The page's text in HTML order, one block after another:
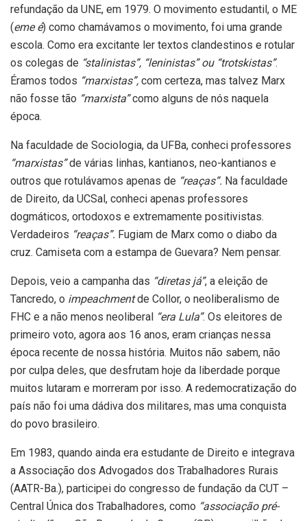
refundação da UNE, em 1979. O movimento estudantil, o ME
(eme é) como chamávamos o movimento, foi uma grande
escola. Como era excitante ler textos clandestinos e rotular
os colegas de “stalinistas”, “leninistas” ou “trotskistas”.
Éramos todos “marxistas”, com certeza, mas talvez Marx
não fosse tão “marxista”como alguns de nós naquela
época.
Na faculdade de Sociologia, da UFBa, conheci professores
“marxistas”de várias linhas, kantianos, neo-kantianos e
outros que rotulávamos apenas de “reaças”. Na faculdade
de Direito, da UCSal, conheci apenas professores
dogmáticos, ortodoxos e extremamente positivistas.
Verdadeiros “reaças”. Fugiam de Marx como o diabo da
cruz. Camiseta com a estampa de Guevara? Nem pensar.
Depois, veio a campanha das “diretas já”, a eleição de
Tancredo, o impeachmentde Collor, o neoliberalismo de
FHC e a não menos neoliberal “era Lula”. Os eleitores de
primeiro voto, agora aos 16 anos, eram crianças nessa
época recente de nossa história. Muitos não sabem, não
por culpa deles, que desfrutam hoje da liberdade porque
muitos lutaram e morreram por isso. A redemocratização do
país não foi uma dádiva dos militares, mas uma conquista
do povo brasileiro.
Em 1983, quando ainda era estudante de Direito e integrava
a Associação dos Advogados dos Trabalhadores Rurais
(AATR-Ba.), participei do congresso de fundação da CUT –
Central Única dos Trabalhadores, como “associação pré-